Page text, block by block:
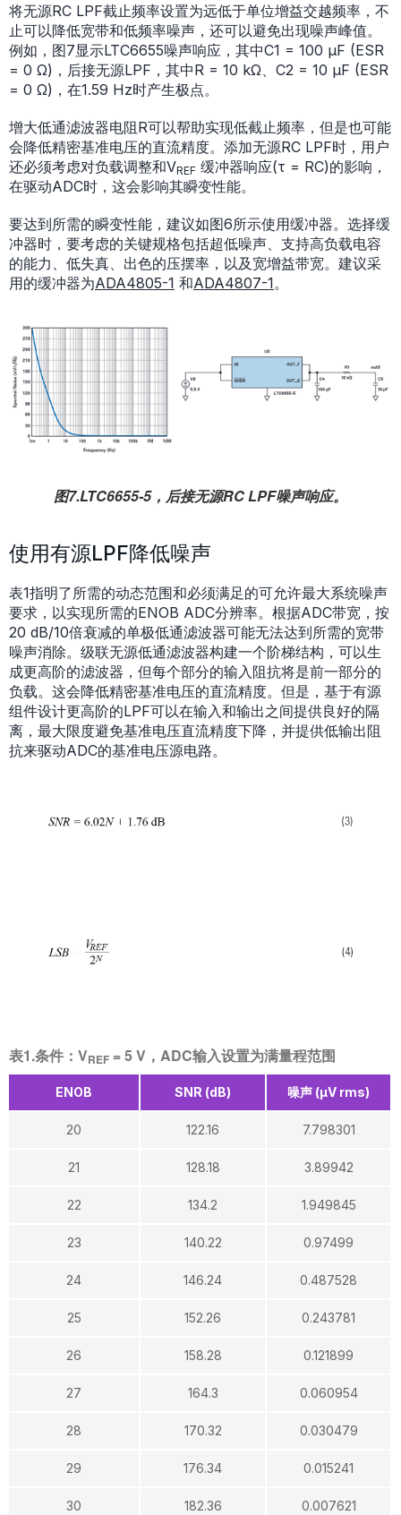
将无源RC LPF截止频率设置为远低于单位增益交越频率，不
止可以降低宽带和低频率噪声，还可以避免出现噪声峰值。
例如，图7显示LTC6655噪声响应，其中C1 = 100 µF (ESR
= 0 Ω)，后接无源LPF，其中R = 10 kΩ、C2 = 10 µF (ESR
= 0 Ω)，在1.59 Hz时产生极点。
增大低通滤波器电阻R可以帮助实现低截止频率，但是也可能
会降低精密基准电压的直流精度。添加无源RC LPF时，用户
还必须考虑对负载调整和VREF 缓冲器响应(τ = RC)的影响，
在驱动ADC时，这会影响其瞬变性能。
要达到所需的瞬变性能，建议如图6所示使用缓冲器。选择缓
冲器时，要考虑的关键规格包括超低噪声、支持高负载电容
的能力、低失真、出色的压摆率，以及宽增益带宽。建议采
用的缓冲器为ADA4805-1 和ADA4807-1。
图7.LTC6655-5，后接无源RC LPF噪声响应。
使用有源LPF降低噪声
表1指明了所需的动态范围和必须满足的可允许最大系统噪声
要求，以实现所需的ENOB ADC分辨率。根据ADC带宽，按
20 dB/10倍衰减的单极低通滤波器可能无法达到所需的宽带
噪声消除。级联无源低通滤波器构建一个阶梯结构，可以生
成更高阶的滤波器，但每个部分的输入阻抗将是前一部分的
负载。这会降低精密基准电压的直流精度。但是，基于有源
组件设计更高阶的LPF可以在输入和输出之间提供良好的隔
离，最大限度避免基准电压直流精度下降，并提供低输出阻
抗来驱动ADC的基准电压源电路。
表1.条件：VREF = 5 V，ADC输入设置为满量程范围
ENOB SNR (dB) 噪声 (µV rms)
20 122.16 7.798301
21 128.18 3.89942
22 134.2 1.949845
23 140.22 0.97499
24 146.24 0.487528
25 152.26 0.243781
26 158.28 0.121899
27 164.3 0.060954
28 170.32 0.030479
29 176.34 0.015241
30 182.36 0.007621